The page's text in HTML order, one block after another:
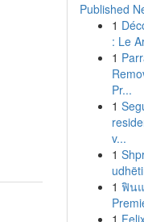
Published
1
: Le
1
Pr...
1
v...
1
1 ฟิน
1